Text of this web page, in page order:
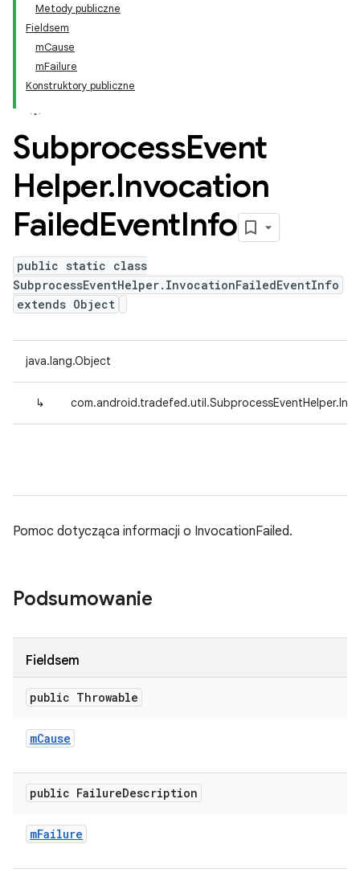
Metody publiczne
Fieldsem
mCause
mFailure
Konstruktory publiczne
SubprocessEvent
Helper.Invocation
FailedEventInfo
public static class
SubprocessEventHelper.InvocationFailedEventInfo
extends Object
java.lang.Object
↳
Pomoc dotycząca informacji o InvocationFailed.
Podsumowanie
Fieldsem
public Throwable
mCause
public FailureDescription
mFailure